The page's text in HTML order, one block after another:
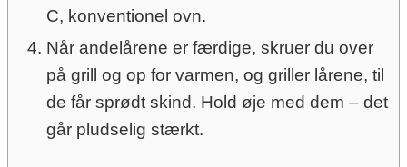
C, konventionel ovn.
Når andelårene er færdige, skruer du over
på grill og op for varmen, og griller lårene, til
de får sprødt skind. Hold øje med dem – det
går pludselig stærkt.